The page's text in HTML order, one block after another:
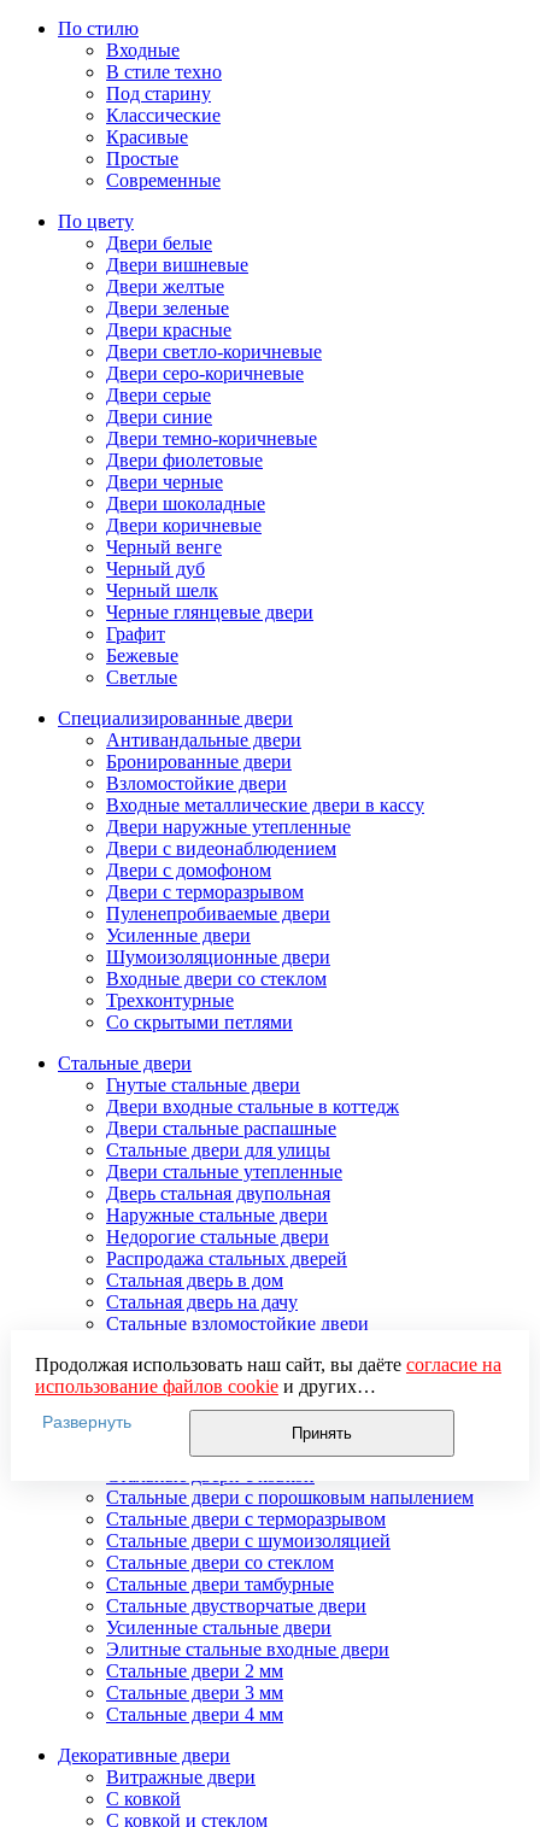
По стилю
Входные
В стиле техно
Под старину
Классические
Красивые
Простые
Современные
По цвету
Двери белые
Двери вишневые
Двери желтые
Двери зеленые
Двери красные
Двери светло-коричневые
Двери серо-коричневые
Двери серые
Двери синие
Двери темно-коричневые
Двери фиолетовые
Двери черные
Двери шоколадные
Двери коричневые
Черный венге
Черный дуб
Черный шелк
Черные глянцевые двери
Графит
Бежевые
Светлые
Специализированные двери
Антивандальные двери
Бронированные двери
Взломостойкие двери
Входные металлические двери в кассу
Двери наружные утепленные
Двери с видеонаблюдением
Двери с домофоном
Двери с терморазрывом
Пуленепробиваемые двери
Усиленные двери
Шумоизоляционные двери
Входные двери со стеклом
Трехконтурные
Со скрытыми петлями
Стальные двери
Гнутые стальные двери
Двери входные стальные в коттедж
Двери стальные распашные
Стальные двери для улицы
Двери стальные утепленные
Дверь стальная двупольная
Наружные стальные двери
Недорогие стальные двери
Распродажа стальных дверей
Стальная дверь в дом
Стальная дверь на дачу
Стальные взломостойкие двери
Стальные двери в подъезд
Стальные двери внутреннего открывания
Стальные двери массив
Стальные двери мдф
Стальные двери с зеркалом
Стальные двери с порошковым напылением
Стальные двери с терморазрывом
Стальные двери с шумоизоляцией
Стальные двери со стеклом
Стальные двери тамбурные
Стальные двустворчатые двери
Усиленные стальные двери
Элитные стальные входные двери
Стальные двери 2 мм
Стальные двери 3 мм
Стальные двери 4 мм
Декоративные двери
Витражные двери
С ковкой
С ковкой и стеклом
Продолжая использовать наш сайт, вы даёте согласие на
использование файлов cookieи других
пользовательских данных (включая IP-адрес, сведения о
местоположении, устройстве, действиях на сайте и т. п.)
для функционирования сайта, проведения
использования систем аналитики (например,
Яндекс.Метрика), в соответствии с нашей
обработки персональных данных.
Если вы не хотите, чтобы ваши данные обрабатывались,
настройте ограничения в браузере или покиньте сайт.
Развернуть
Принять